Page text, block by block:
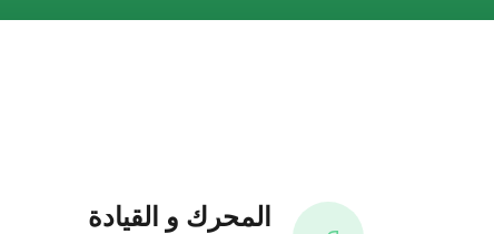
المحرك و القيادة